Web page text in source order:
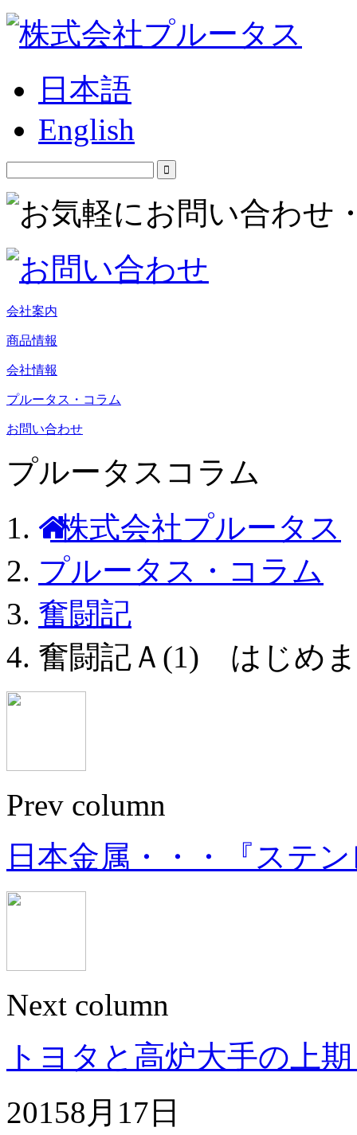
日本語
English
会社案内
商品情報
会社情報
プルータス・コラム
お問い合わせ
プルータスコラム
株式会社プルータス
プルータス・コラム
奮闘記
奮闘記Ａ(1) はじめ
Prev column
日本金属・・・『ステ
Next column
トヨタと高炉大手の上
20158月 17日